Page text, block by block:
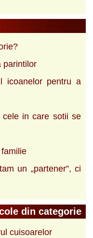
parintilor
icoanelor pentru a
in care sotii se
un „partener”, ci
din categorie
cuisoarelor